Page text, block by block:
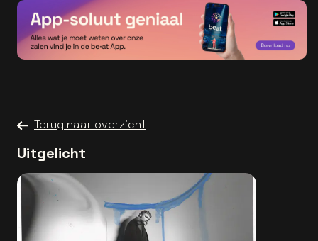
Terug naar overzicht
Uitgelicht